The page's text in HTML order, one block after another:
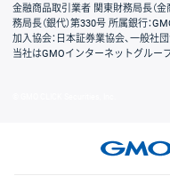
金融商品取引業者 関東財務局長（
務局長（銀代）第330号 所属銀行：
加入協会：日本証券業協会、一般社
当社はGMOインターネットグルー